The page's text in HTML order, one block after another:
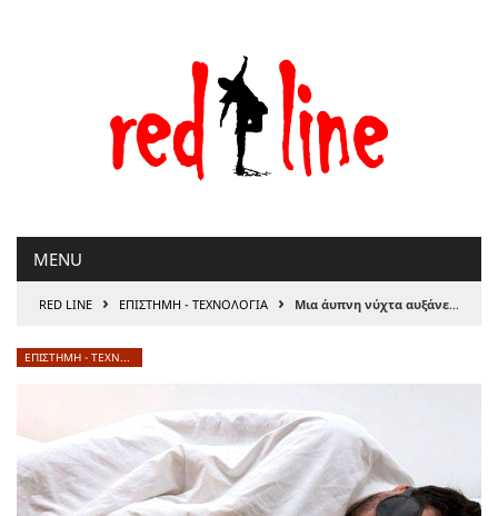
MENU
RED LINE › ΕΠΙΣΤΗΜΗ - ΤΕΧΝΟΛΟΓΙΑ › Μια άυπνη νύχτα αυξάνει τον κίνδυνο για Αλτσχάιμερ
ΕΠΙΣΤΗΜΗ - ΤΕΧΝΟΛΟΓΙΑ